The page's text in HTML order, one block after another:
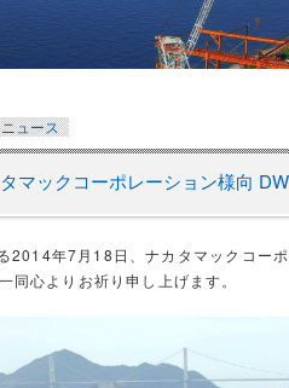
ニュース
マックコーポレーション様向
2014年7月18日、ナカタマックコー
同心よりお祈り申し上げます。